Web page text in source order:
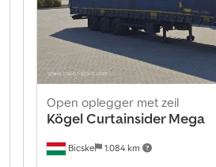
Bicske 1.084 km
Open oplegger met zeil
KögelCurtainsider Mega